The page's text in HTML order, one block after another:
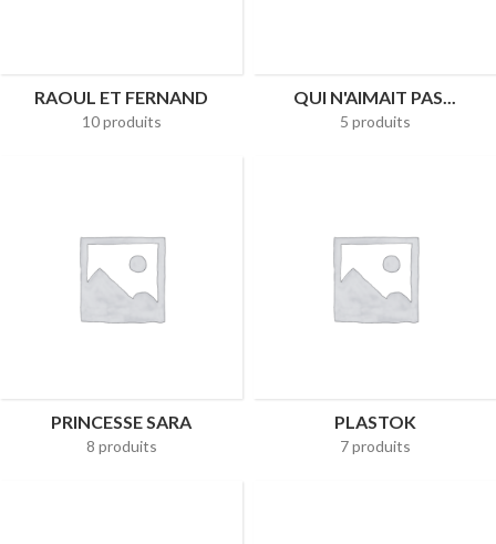
RAOUL ET FERNAND
10 produits
QUI N'AIMAIT PAS...
5 produits
PRINCESSE SARA
8 produits
PLASTOK
7 produits